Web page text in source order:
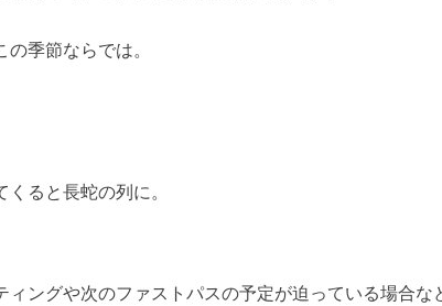
季節ならでは。
ると長蛇の列に。
ングや次のファストパスの予定が迫っている場合な